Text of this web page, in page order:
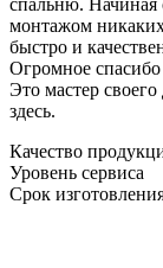
монтажом
быстро и
Огромное
Это мастер
здесь.
Качество
Уровень сервиса
Срок